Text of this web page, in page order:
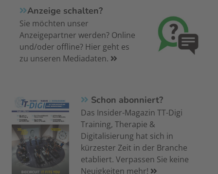
Anzeige schalten?
Sie möchten unser
Anzeigepartner werden? Online
und/oder offline? Hier geht es
zu unseren Mediadaten.
Schon abonniert?
Das Insider-Magazin TT-Digi
Training, Therapie &
Digitalisierung hat sich in
kürzester Zeit in der Branche
etabliert. Verpassen Sie keine
Neuigkeiten mehr!